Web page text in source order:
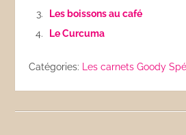
Les boissons au café
Le Curcuma
Catégories: Les carnets Goody